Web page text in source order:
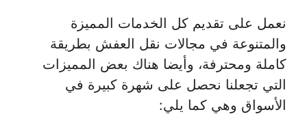
نعمل على تقديم كل الخدمات المميزة
والمتنوعة في مجالات نقل العفش بطريقة
كاملة ومحترفة، وأيضا هناك بعض المميزات
التي تجعلنا نحصل على شهرة كبيرة في
الأسواق وهي كما يلي: